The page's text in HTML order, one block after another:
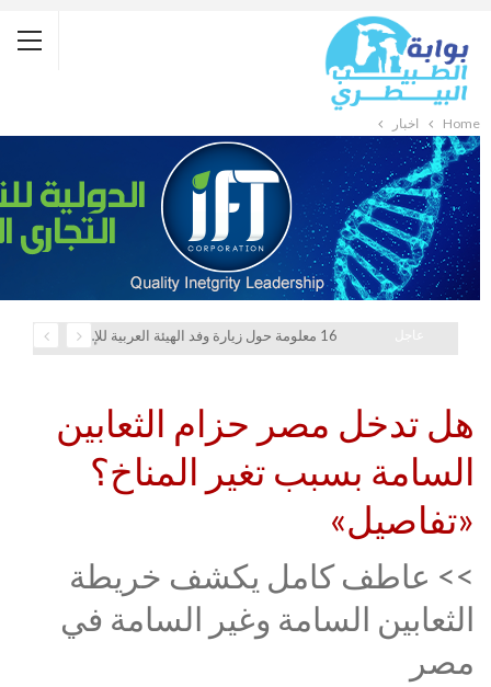
Home أخبار
16 معلومة حول زيارة وفد الهيئة العربية للإستثمار والإنماء الزراعي إلي السعودية
هل تدخل مصر حزام الثعابين
السامة بسبب تغير المناخ؟
«تفاصيل»
>> عاطف كامل يكشف خريطة
الثعابين السامة وغير السامة في
مصر